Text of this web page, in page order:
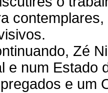
Zé
e num Estado
e um